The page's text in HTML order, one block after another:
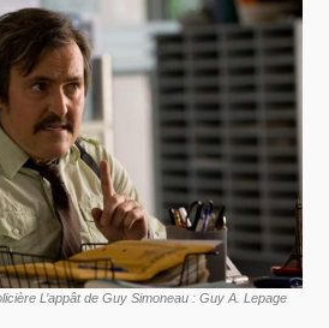
L’appât de Guy Simoneau : Guy A. Lepage